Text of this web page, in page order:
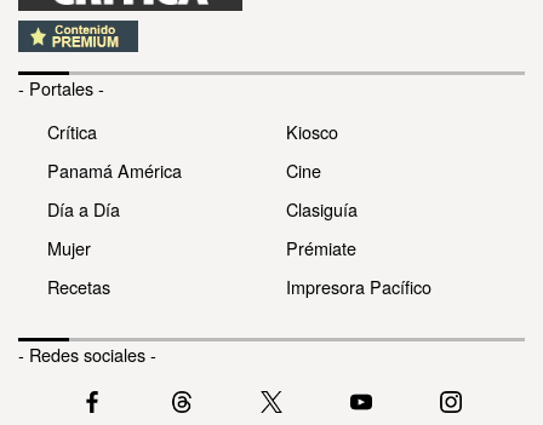
- Portales -
Crítica
Panamá América
Día a Día
Mujer
Recetas
Kiosco
Cine
Clasiguía
Prémiate
Impresora Pacífico
- Redes sociales -